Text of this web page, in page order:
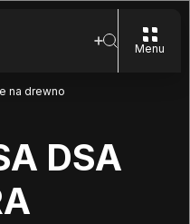
Menu
na drewno
DSA